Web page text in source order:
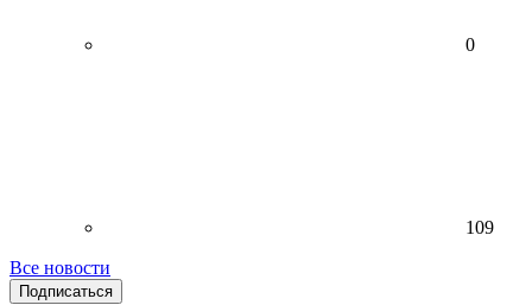
0
109
Все новости
Подписаться